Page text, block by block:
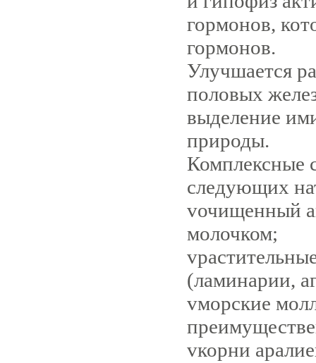
гормонов,
гормонов.
Улучшается
половых
выделение
природы.
Комплексные
следующих
vочищенный
молочком;
v
(ламинарии,
vморские
vкорни